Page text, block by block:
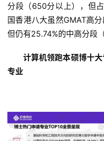
资
讯
生
活
分段（650分以上），但
国香港八大虽然GMAT高
但仍有25.74%的中高分段
计算机领跑本硕博十
专业